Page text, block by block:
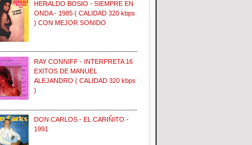
HERALDO BOSIO - SIEMPRE EN
ONDA - 1985 ( CALIDAD 320 kbps
) CON MEJOR SONIDO
RAY CONNIFF - INTERPRETA 16
EXITOS DE MANUEL
ALEJANDRO ( CALIDAD 320 kbps
)
DON CARLOS - EL CARIÑITO -
1991